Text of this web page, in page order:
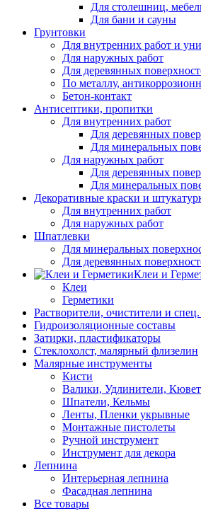
Для столешниц,
Для бани и сауны
Грунтовки
Для внутренних работ и
Для наружных работ
Для деревянных
По металлу,
Бетон-контакт
Антисептики, пропитки
Для внутренних работ
Для деревянных
Для минеральных
Для наружных работ
Для деревянных
Для минеральных
Декоративные краски и
Для внутренних работ
Для наружных работ
Шпатлевки
Для минеральных
Для деревянных
Клеи и
Клеи
Герметики
Растворители, очистители и спец.
Гидроизоляционные составы
Затирки, пластификаторы
Стеклохолст, малярный флизелин
Малярные инструменты
Кисти
Валики, Удлинители,
Шпатели, Кельмы
Ленты, Пленки укрывные
Монтажные пистолеты
Ручной инструмент
Инструмент для декора
Лепнина
Интерьерная лепнина
Фасадная лепнина
Все товары